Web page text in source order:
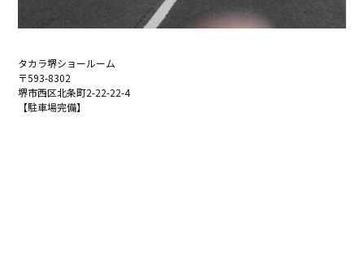
タカラ堺ショールーム
〒593-8302
堺市西区北条町2-22-22-4
【駐車場完備】